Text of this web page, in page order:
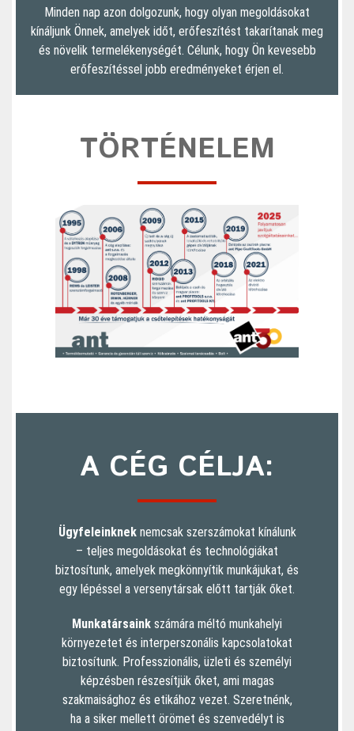
Minden nap azon dolgozunk, hogy olyan megoldásokat
kínáljunk Önnek, amelyek időt, erőfeszítést takarítanak meg
és növelik termelékenységét. Célunk, hogy Ön kevesebb
erőfeszítéssel jobb eredményeket érjen el.
TÖRTÉNELEM
A CÉG CÉLJA:
Ügyfeleinkneknemcsak szerszámokat kínálunk
– teljes megoldásokat és technológiákat
biztosítunk, amelyek megkönnyítik munkájukat, és
egy lépéssel a versenytársak előtt tartják őket.
Munkatársaink számára méltó munkahelyi
környezetet és interperszonális kapcsolatokat
biztosítunk. Professzionális, üzleti és személyi
képzésben részesítjük őket, ami magas
szakmaisághoz és etikához vezet. Szeretnénk,
ha a siker mellett örömet és szenvedélyt is